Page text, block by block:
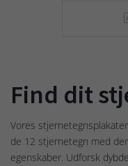
Find dit
Vores
de 12 stjernetegn med
egenskaber. Udforsk